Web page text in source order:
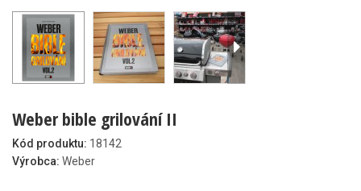
Weber bible grilování II
Kód produktu: 18142
Výrobca: Weber